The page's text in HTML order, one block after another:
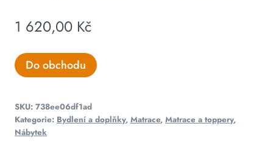
1 620,00 Kč
Do obchodu
SKU: 738ee06df1ad
Kategorie: Bydlení a doplňky, Matrace, Matrace a toppery,
Nábytek